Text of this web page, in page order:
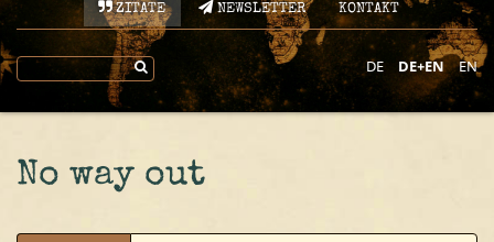
ZITATE NEWSLETTER KONTAKT
DE DE+EN EN
No way out